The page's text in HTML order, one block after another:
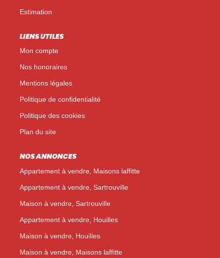
Estimation
LIENS UTILES
Mon compte
Nos honoraires
Mentions légales
Politique de confidentialité
Politique des cookies
Plan du site
NOS ANNONCES
Appartement à vendre, Maisons laffitte
Appartement à vendre, Sartrouville
Maison à vendre, Sartrouville
Appartement à vendre, Houilles
Maison à vendre, Houilles
Maison à vendre, Maisons laffitte